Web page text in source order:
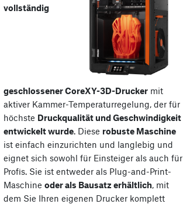
vollständig
geschlossener CoreXY-3D-Druckermit
aktiver Kammer-Temperaturregelung, der für
höchste Druckqualität und Geschwindigkeit
entwickelt wurde. Diese robuste Maschine
ist einfach einzurichten und langlebig und
eignet sich sowohl für Einsteiger als auch für
Profis. Sie ist entweder als Plug-and-Print-
Maschine oder als Bausatz erhältlich, mit
dem Sie Ihren eigenen Drucker komplett